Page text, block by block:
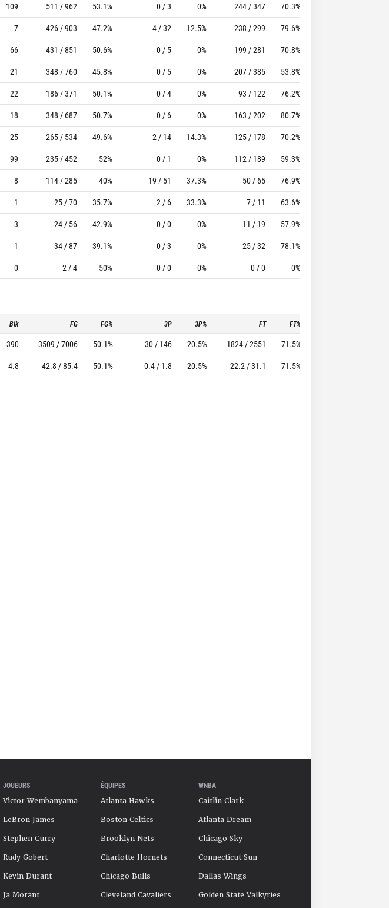
109 511 / 962 53.1% 0 / 3 0% 244 / 347 70.3%
7 426 / 903 47.2% 4 / 32 12.5% 238 / 299 79.6%
66 431 / 851 50.6% 0 / 5 0% 199 / 281 70.8%
21 348 / 760 45.8% 0 / 5 0% 207 / 385 53.8%
22 186 / 371 50.1% 0 / 4 0% 93 / 122 76.2%
18 348 / 687 50.7% 0 / 6 0% 163 / 202 80.7%
25 265 / 534 49.6% 2 / 14 14.3% 125 / 178 70.2%
99 235 / 452 52% 0 / 1 0% 112 / 189 59.3%
8 114 / 285 40% 19 / 51 37.3% 50 / 65 76.9%
1 25 / 70 35.7% 2 / 6 33.3% 7 / 11 63.6%
3 24 / 56 42.9% 0 / 0 0% 11 / 19 57.9%
1 34 / 87 39.1% 0 / 3 0% 25 / 32 78.1%
0 2 / 4 50% 0 / 0 0% 0 / 0 0%
Blk FG FG% 3P 3P% FT FT%
390 3509 / 7006 50.1% 30 / 146 20.5% 1824 / 2551 71.5%
4.8 42.8 / 85.4 50.1% 0.4 / 1.8 20.5% 22.2 / 31.1 71.5%
JOUEURS
Victor Wembanyama
LeBron James
Stephen Curry
Rudy Gobert
Kevin Durant
Ja Morant
ÉQUIPES
Atlanta Hawks
Boston Celtics
Brooklyn Nets
Charlotte Hornets
Chicago Bulls
Cleveland Cavaliers
WNBA
Caitlin Clark
Atlanta Dream
Chicago Sky
Connecticut Sun
Dallas Wings
Golden State Valkyries